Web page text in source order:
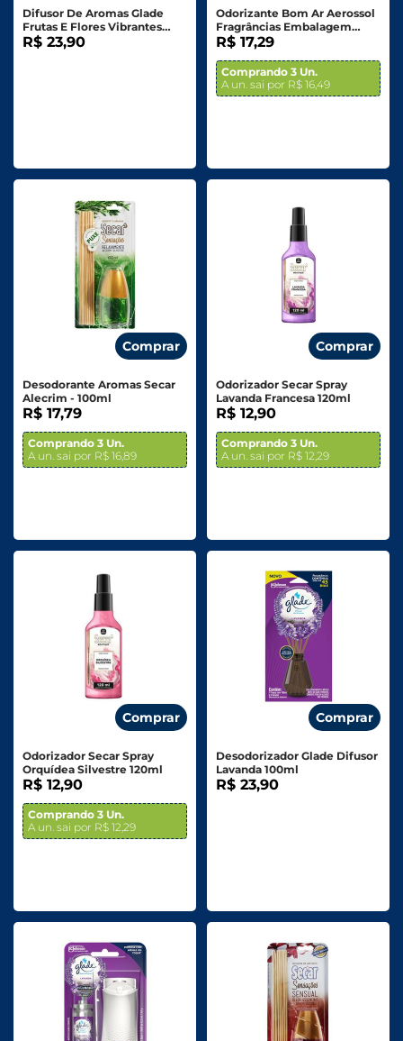
Difusor De Aromas Glade
Frutas E Flores Vibrantes
100ml
R$ 23,90
Odorizante Bom Ar Aerossol
Fragrâncias Embalagem
Econômica - 360ml
R$ 17,29
Comprando 3 Un.
A un. sai por R$ 16,49
Comprar
Desodorante Aromas Secar
Alecrim - 100ml
R$ 17,79
Comprando 3 Un.
A un. sai por R$ 16,89
Comprar
Odorizador Secar Spray
Lavanda Francesa 120ml
R$ 12,90
Comprando 3 Un.
A un. sai por R$ 12,29
Comprar
Odorizador Secar Spray
Orquídea Silvestre 120ml
R$ 12,90
Comprando 3 Un.
A un. sai por R$ 12,29
Comprar
Desodorizador Glade Difusor
Lavanda 100ml
R$ 23,90